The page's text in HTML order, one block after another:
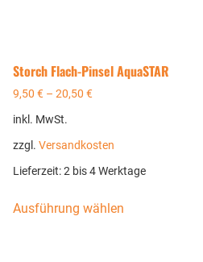
Storch Flach-Pinsel AquaSTAR
9,50 € – 20,50 €
inkl. MwSt.
zzgl. Versandkosten
Lieferzeit:2 bis 4 Werktage
Ausführung wählen